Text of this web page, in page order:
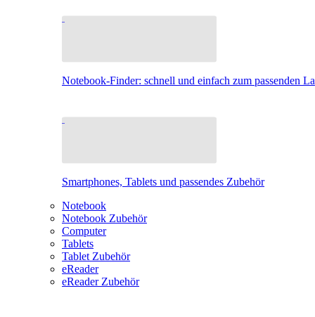
Notebook-Finder: schnell und einfach zum passenden
Smartphones, Tablets und passendes Zubehör
Notebook
Notebook Zubehör
Computer
Tablets
Tablet Zubehör
eReader
eReader Zubehör